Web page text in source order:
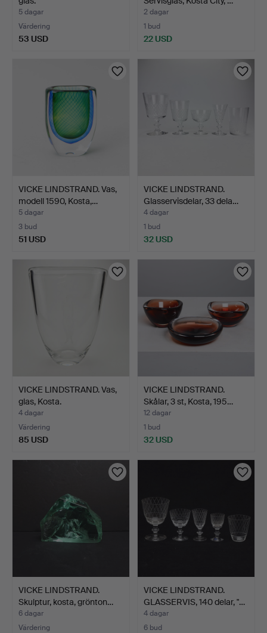
5 dagar
Värdering
53 USD
2 dagar
1 bud
22 USD
VICKE LINDSTRAND. Vas,
modell 1590, Kosta,…
5 dagar
3 bud
51 USD
VICKE LINDSTRAND.
Glasservisdelar, 33 dela…
4 dagar
1 bud
32 USD
VICKE LINDSTRAND. Vas,
glas, Kosta.
4 dagar
Värdering
85 USD
VICKE LINDSTRAND.
Skålar, 3 st, Kosta, 195…
12 dagar
1 bud
32 USD
VICKE LINDSTRAND.
Skulptur, kosta, grönton…
6 dagar
Värdering
VICKE LINDSTRAND.
GLASSERVIS, 140 delar, "…
4 dagar
6 bud